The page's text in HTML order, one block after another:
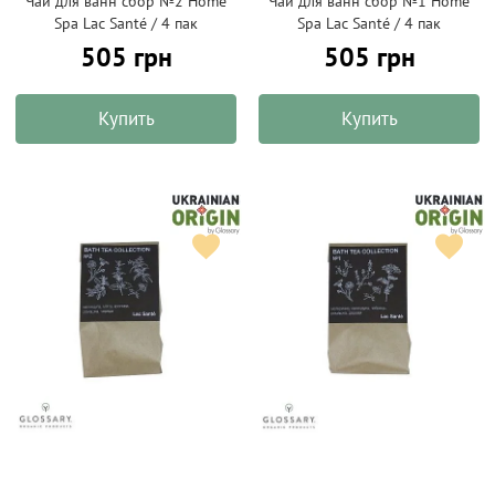
Spa Lac Santé / 4 пак
505 грн
Купить
Spa Lac Santé / 4 пак
505 грн
Купить